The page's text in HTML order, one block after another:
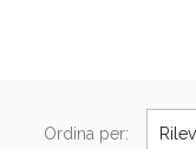
Ordina per: